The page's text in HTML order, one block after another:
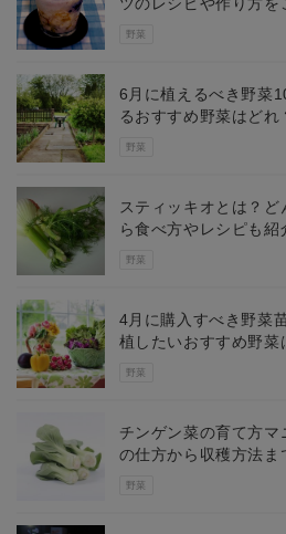
野菜
野菜
6月に植えるべき野菜
るおすすめ野菜はどれ
野菜
スティッキオとは？
ら食べ方やレシピも紹
野菜
4月に購入すべき野菜
植したいおすすめ野菜
野菜
チンゲン菜の育て方マ
の仕方から収穫方法ま